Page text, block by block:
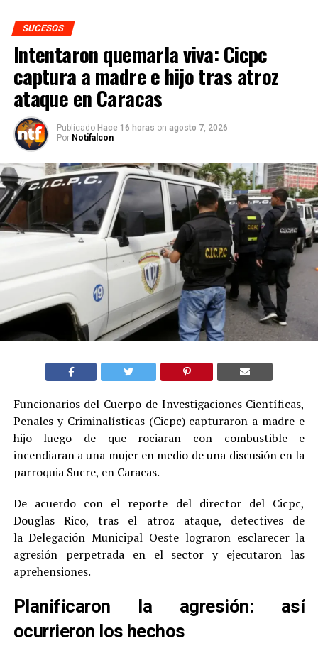
SUCESOS
Intentaron quemarla viva: Cicpc
captura a madre e hijo tras atroz
ataque en Caracas
Publicado Hace 16 horas on agosto 7, 2026
Por Notifalcon
Funcionarios del Cuerpo de Investigaciones Científicas,
Penales y Criminalísticas (Cicpc) capturaron a madre e
hijo luego de que rociaran con combustible e
incendiaran a una mujer en medio de una discusión en la
parroquia Sucre, en Caracas.
De acuerdo con el reporte del director del Cicpc,
Douglas Rico, tras el atroz ataque, detectives de
la Delegación Municipal Oeste lograron esclarecer la
agresión perpetrada en el sector y ejecutaron las
aprehensiones.
Planificaron la agresión: así
ocurrieron los hechos